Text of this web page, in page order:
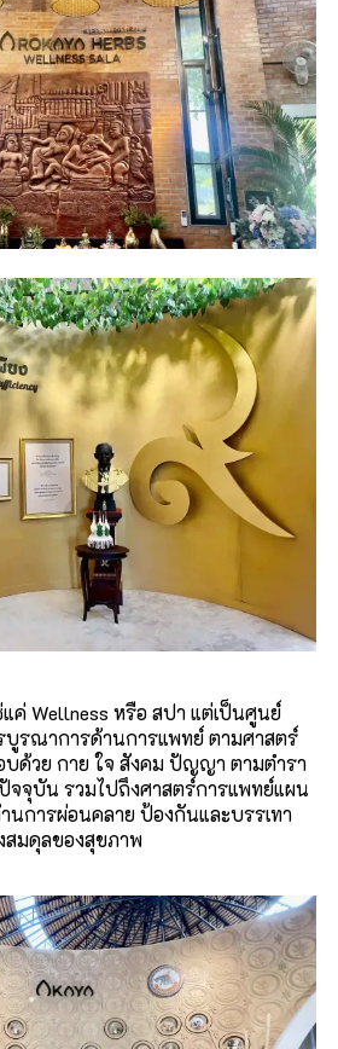
แค่Wellness หรือ สปาแต่เป็นศูนย์
บูรณาการด้านการแพทย์ตามศาสตร์
บด้วย กาย ใจ สังคม ปัญญาตามตำรา
จจุบัน รวมไปถึงศาสตร์การแพทย์แผน
การผ่อนคลาย ป้องกันและบรรเทา
สมดุลของสุขภาพ